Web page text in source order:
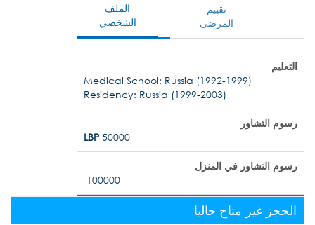
الملف
الشخصي
تقييم
المرضى
التعليم
Medical School: Russia (1992-1999)
Residency: Russia (1999-2003)
رسوم التشاور
LBP 50000
رسوم التشاور في المنزل
100000
الحجز غير متاح حاليا